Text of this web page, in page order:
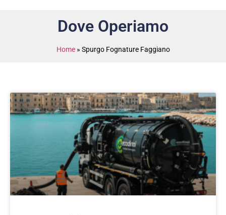
Dove Operiamo
Home» Spurgo Fognature Faggiano